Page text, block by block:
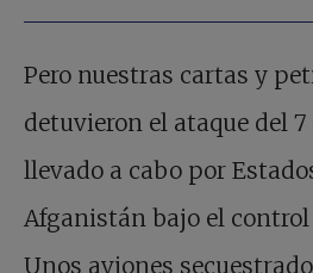
Pero nuestras cartas y
detuvieron el ataque del
llevado a cabo por
Afganistán bajo el
Unos aviones